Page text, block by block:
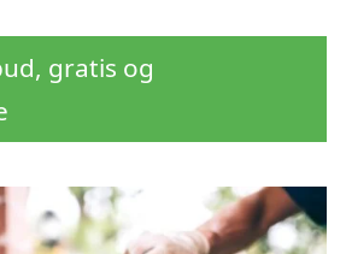
gratis og